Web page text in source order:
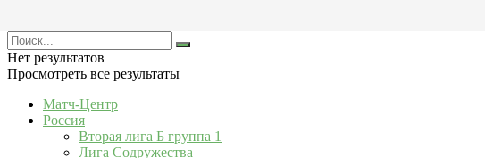
Нет результатов
Просмотреть все результаты
Матч-Центр
Россия
Вторая лига Б группа 1
Лига Содружества